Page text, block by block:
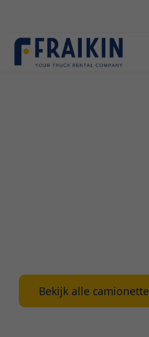
Bekijk alle